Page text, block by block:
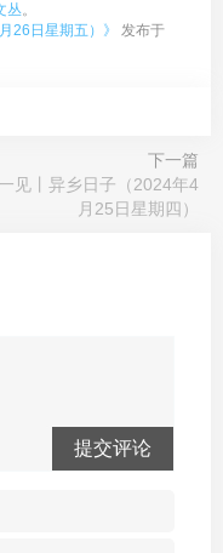
丛。
26日星期五）》
发布于
下一篇
见丨异乡日子（2024年4
月25日星期四）
提交评论